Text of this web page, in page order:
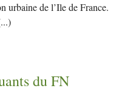
urbaine de l’Ile de France.
duFN